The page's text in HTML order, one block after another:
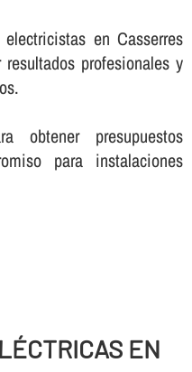
en Casserres
profesionales y
obtener presupuestos
para instalaciones
EN